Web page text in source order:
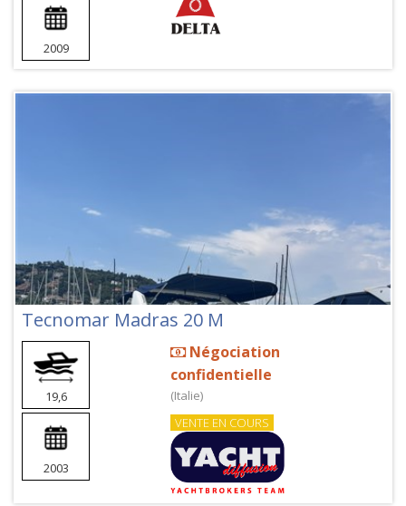
2009
Tecnomar Madras 20 M
19,6
2003
Négociation
confidentielle
(Italie)
VENTE EN COURS